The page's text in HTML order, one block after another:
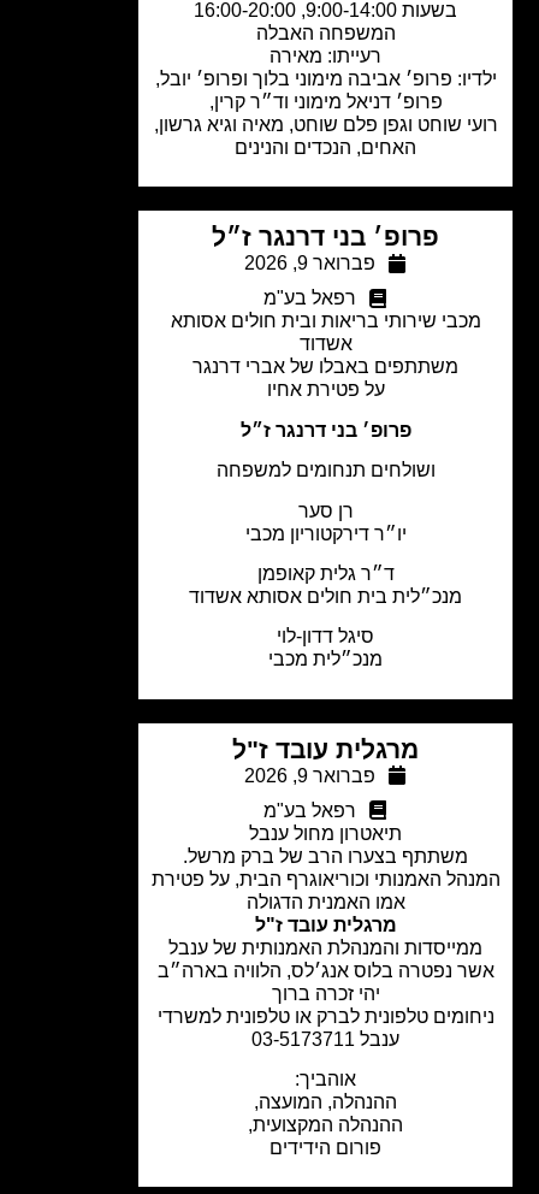
המשפחה האבלה
רעייתו: מאירה
פרופ׳ אביבה מימוני בלוך ופרופ׳ יובל,
פרופ׳ דניאל מימוני וד״ר קרין,
שוחט וגפן פלם שוחט, מאיה וגיא גרשון,
האחים, הנכדים והנינים
פרופ׳ בני דרנגר ז״ל
פברואר 9, 2026
רפאל בע"מ
שירותי בריאות ובית חולים אסותא
משתתפים באבלו של אברי דרנגר
על פטירת אחיו
פרופ׳ בני דרנגר ז״ל
ושולחים תנחומים למשפחה
יו״ר דירקטוריון מכבי
ד״ר גלית קאופמן
מנכ״לית בית חולים אסותא אשדוד
סיגל דדון-לוי
מנכ״לית מכבי
מרגלית עובד ז"ל
פברואר 9, 2026
רפאל בע"מ
תיאטרון מחול ענבל
משתתף בצערו הרב של ברק מרשל.
האמנותי וכוריאוגרף הבית, על פטירת
אמו האמנית הדגולה
מרגלית עובד ז"ל
והמנהלת האמנותית של ענבל
נפטרה בלוס אנג׳לס, הלוויה בארה״ב
יהי זכרה ברוך
טלפונית לברק או טלפונית למשרדי
ההנהלה, המועצה,
ההנהלה המקצועית,
פורום הידידים